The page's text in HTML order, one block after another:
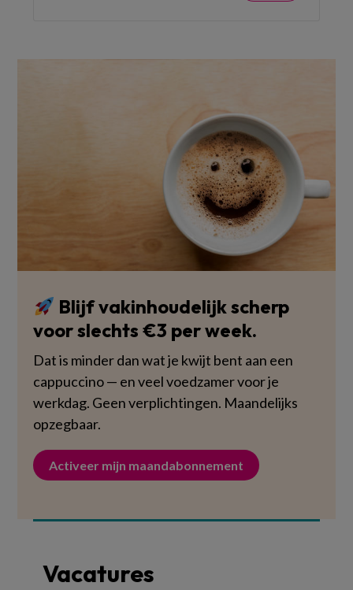
Blijf vakinhoudelijk scherp
voor slechts €3 per week.
Dat is minder dan wat je kwijt bent aan een
cappuccino — en veel voedzamer voor je
werkdag. Geen verplichtingen. Maandelijks
opzegbaar.
Activeer mijn maandabonnement
Vacatures